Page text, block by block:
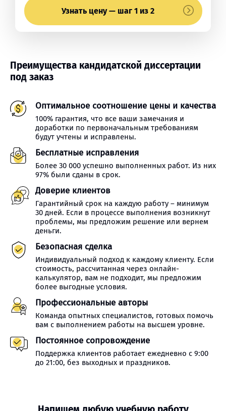
Узнать цену — шаг 1 из 2
Преимущества кандидатской диссертации
под заказ
Оптимальное соотношение цены и качества
100% гарантия, что все ваши замечания и
доработки по первоначальным требованиям
будут учтены и исправлены.
Бесплатные исправления
Более 30 000 успешно выполненных работ. Из них
97% были сданы в срок.
Доверие клиентов
Гарантийный срок на каждую работу – минимум
30 дней. Если в процессе выполнения возникнут
проблемы, мы предложим решение или вернем
деньги.
Безопасная сделка
Индивидуальный подход к каждому клиенту. Если
стоимость, рассчитанная через онлайн-
калькулятор, вам не подходит, мы предложим
более выгодные условия.
Профессиональные авторы
Команда опытных специалистов, готовых помочь
вам с выполнением работы на высшем уровне.
Постоянное сопровождение
Поддержка клиентов работает ежедневно с 9:00
до 21:00, без выходных и праздников.